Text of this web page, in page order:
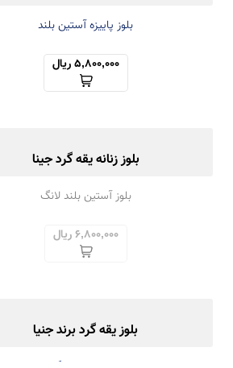
بلوز پاییزه آستین بلند
5,800,000 ریال
بلوز زنانه یقه گرد جینا
بلوز آستین بلند لانگ
6,800,000 ریال
بلوز یقه گرد برند جنیا